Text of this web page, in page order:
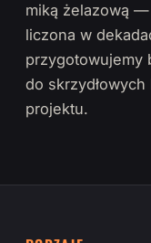
miką żelazową
liczona w
przygotowujemy
do
projektu.